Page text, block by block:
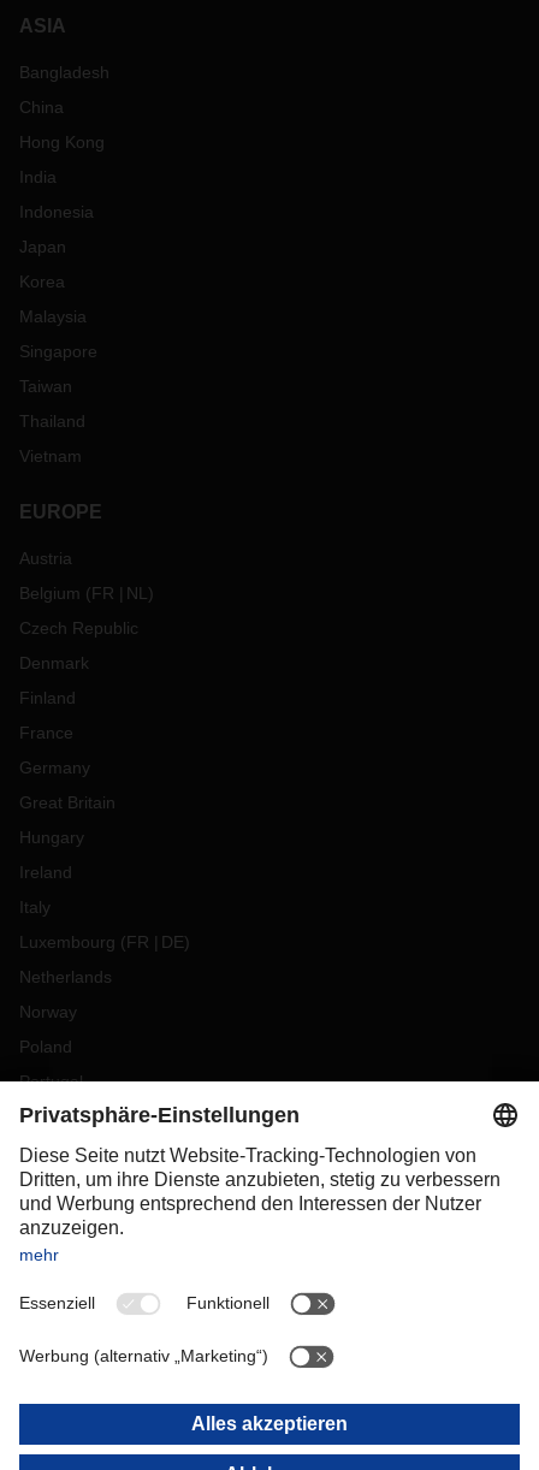
ASIA
Bangladesh
China
Hong Kong
India
Indonesia
Japan
Korea
Malaysia
Singapore
Taiwan
Thailand
Vietnam
EUROPE
Austria
Belgium (FR NL )
Czech Republic
Denmark
Finland
France
Germany
Great Britain
Hungary
Ireland
Italy
Luxembourg (FR DE)
Netherlands
Norway
Poland
Portugal
Romania
Slovakia
Spain
Sweden
Switzerland
OCEANIA